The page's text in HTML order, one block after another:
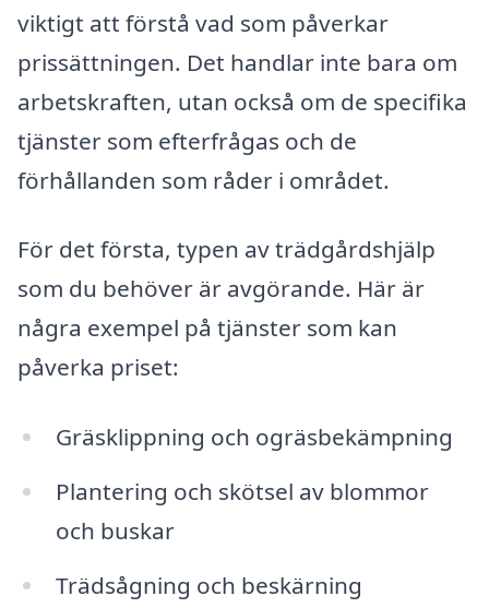
viktigt att förstå vad som påverkar
prissättningen. Det handlar inte bara om
arbetskraften, utan också om de specifika
tjänster som efterfrågas och de
förhållanden som råder i området.
För det första, typen av trädgårdshjälp
som du behöver är avgörande. Här är
några exempel på tjänster som kan
påverka priset:
Gräsklippning och ogräsbekämpning
Plantering och skötsel av blommor
och buskar
Trädsågning och beskärning